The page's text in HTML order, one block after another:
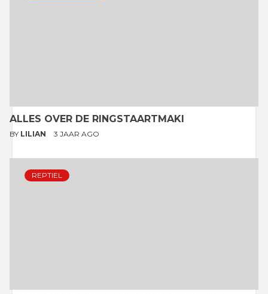
ALLES OVER DE RINGSTAARTMAKI
BY LILIAN 3 JAAR AGO
REPTIEL